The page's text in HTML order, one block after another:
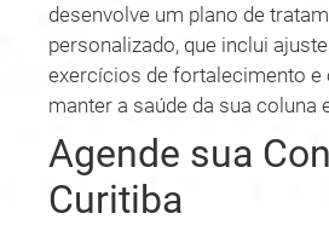
desenvolve um plano de
personalizado, que inclui
exercícios de fortalecimento e
manter a saúde da sua coluna
Agende sua
Curitiba